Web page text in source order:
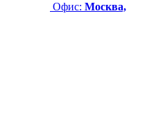
Офис: Москва,